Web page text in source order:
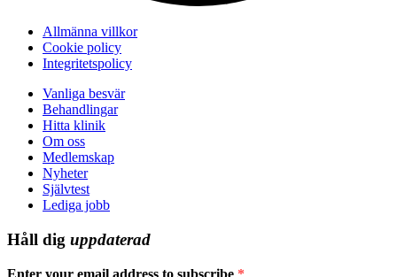
Allmänna villkor
Cookie policy
Integritetspolicy
Vanliga besvär
Behandlingar
Hitta klinik
Om oss
Medlemskap
Nyheter
Självtest
Lediga jobb
Håll dig uppdaterad
Enter your email address to subscribe